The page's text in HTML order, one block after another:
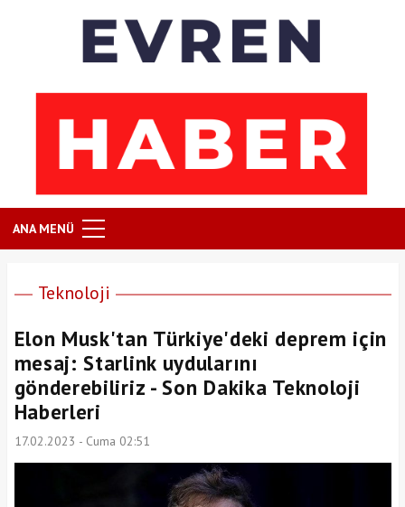
ANA MENÜ
Teknoloji
Elon Musk'tan Türkiye'deki deprem için
mesaj: Starlink uydularını
gönderebiliriz - Son Dakika Teknoloji
Haberleri
17.02.2023 - Cuma 02:51